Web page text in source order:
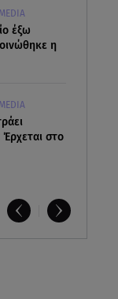
MEDIA
έξω
η
MEDIA
στο